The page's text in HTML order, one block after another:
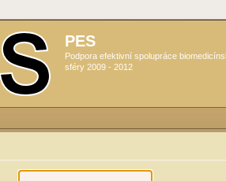
PES
Podpora efektivní spolupráce
sféry 2009 - 2012